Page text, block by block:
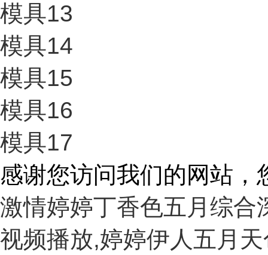
模具13
模具14
模具15
模具16
模具17
感谢您访问我们的网站，
激情婷婷丁香色五月综合
视频播放,婷婷伊人五月